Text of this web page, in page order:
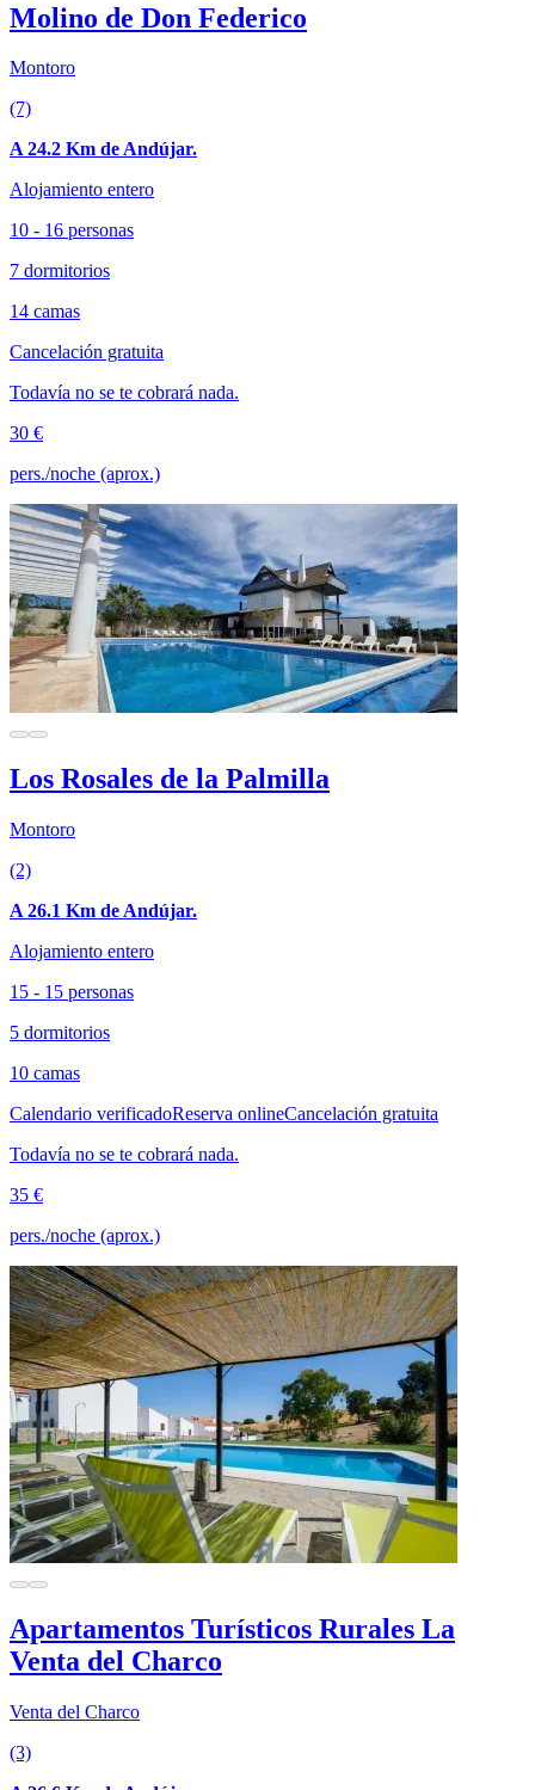
Molino de Don Federico
Montoro
(7)
A 24.2 Km de Andújar.
Alojamiento entero
10 - 16 personas
7 dormitorios
14 camas
Cancelación gratuita
Todavía no se te cobrará nada.
30 €
pers./noche (aprox.)
Los Rosales de la Palmilla
Montoro
(2)
A 26.1 Km de Andújar.
Alojamiento entero
15 - 15 personas
5 dormitorios
10 camas
Calendario verificadoReserva onlineCancelación gratuita
Todavía no se te cobrará nada.
35 €
pers./noche (aprox.)
Apartamentos Turísticos Rurales La
Venta del Charco
Venta del Charco
(3)